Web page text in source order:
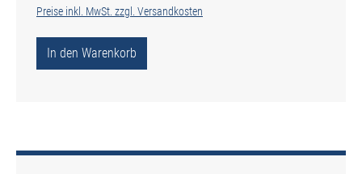
Preise inkl. MwSt. zzgl. Versandkosten
In den Warenkorb